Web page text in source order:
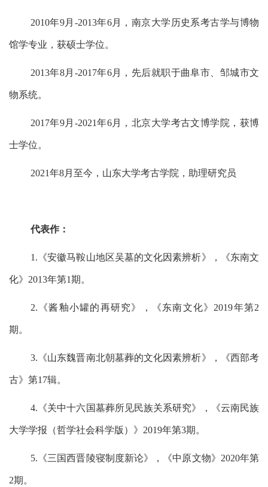
2010年9月-2013年6月，南京大学历史系考古学与博物
馆学专业，获硕士学位。
2013年8月-2017年6月，先后就职于曲阜市、邹城市文
物系统。
2017年9月-2021年6月，北京大学考古文博学院，获博
士学位。
2021年8月至今，山东大学考古学院，助理研究员
代表作：
1.《安徽马鞍山地区吴墓的文化因素辨析》，《东南文
化》2013年第1期。
2.《酱釉小罐的再研究》，《东南文化》2019年第2
期。
3.《山东魏晋南北朝墓葬的文化因素辨析》，《西部考
古》第17辑。
4.《关中十六国墓葬所见民族关系研究》，《云南民族
大学学报（哲学社会科学版）》2019年第3期。
5.《三国西晋陵寝制度新论》，《中原文物》2020年第
2期。